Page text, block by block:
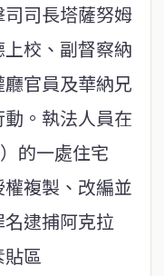
司長塔薩努姆
校、副督察納
官員及華納兄
。執法人員在
的一處住宅
複製、改編並
逮捕阿克拉
區